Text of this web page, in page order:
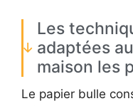
Les
adaptées
maison les
Le papier bulle